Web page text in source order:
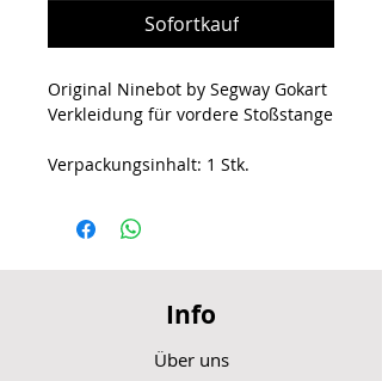
Sofortkauf
Original Ninebot by Segway Gokart
Verkleidung für vordere Stoßstange
Verpackungsinhalt: 1 Stk.
Info
Über uns